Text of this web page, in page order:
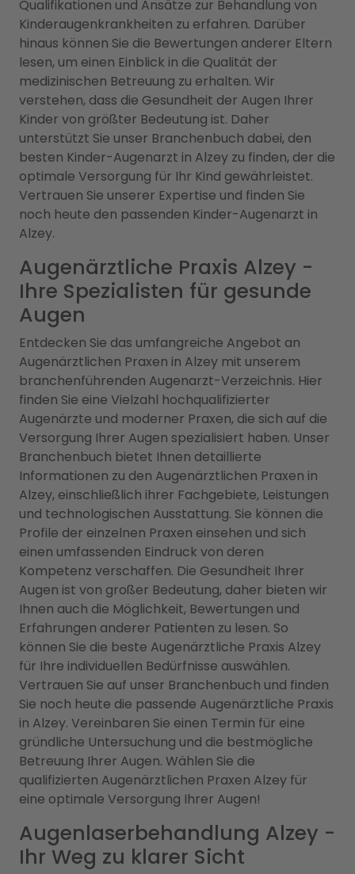
Qualifikationen und Ansätze zur Behandlung von
Kinderaugenkrankheiten zu erfahren. Darüber
hinaus können Sie die Bewertungen anderer Eltern
lesen, um einen Einblick in die Qualität der
medizinischen Betreuung zu erhalten. Wir
verstehen, dass die Gesundheit der Augen Ihrer
Kinder von größter Bedeutung ist. Daher
unterstützt Sie unser Branchenbuch dabei, den
besten Kinder-Augenarzt in Alzey zu finden, der die
optimale Versorgung für Ihr Kind gewährleistet.
Vertrauen Sie unserer Expertise und finden Sie
noch heute den passenden Kinder-Augenarzt in
Alzey.
Augenärztliche Praxis Alzey -
Ihre Spezialisten für gesunde
Augen
Entdecken Sie das umfangreiche Angebot an
Augenärztlichen Praxen in Alzey mit unserem
branchenführenden Augenarzt-Verzeichnis. Hier
finden Sie eine Vielzahl hochqualifizierter
Augenärzte und moderner Praxen, die sich auf die
Versorgung Ihrer Augen spezialisiert haben. Unser
Branchenbuch bietet Ihnen detaillierte
Informationen zu den Augenärztlichen Praxen in
Alzey, einschließlich ihrer Fachgebiete, Leistungen
und technologischen Ausstattung. Sie können die
Profile der einzelnen Praxen einsehen und sich
einen umfassenden Eindruck von deren
Kompetenz verschaffen. Die Gesundheit Ihrer
Augen ist von großer Bedeutung, daher bieten wir
Ihnen auch die Möglichkeit, Bewertungen und
Erfahrungen anderer Patienten zu lesen. So
können Sie die beste Augenärztliche Praxis Alzey
für Ihre individuellen Bedürfnisse auswählen.
Vertrauen Sie auf unser Branchenbuch und finden
Sie noch heute die passende Augenärztliche Praxis
in Alzey. Vereinbaren Sie einen Termin für eine
gründliche Untersuchung und die bestmögliche
Betreuung Ihrer Augen. Wählen Sie die
qualifizierten Augenärztlichen Praxen Alzey für
eine optimale Versorgung Ihrer Augen!
Augenlaserbehandlung Alzey -
Ihr Weg zu klarer Sicht